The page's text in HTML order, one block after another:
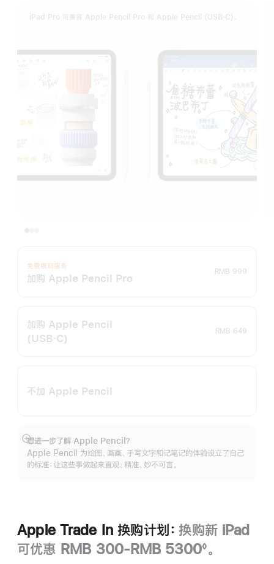
免费镌刻服务
加购 Apple Pencil Pro
RMB 999
加购 Apple Pencil
(USB‑C)
RMB 649
不加 Apple Pencil
想进一步了解 Apple Pencil？
Apple Pencil 为绘图、画画、手写文字和记笔记的体验设立了自己
的标准：让这些事做起来直观、精准、妙不可言。
展
开
Apple Trade In 换购计划： 换购新 iPad
可优惠 RMB 300-RMB 5300◊ 。